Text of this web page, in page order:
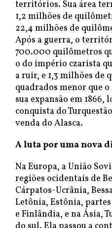
territórios. Sua área
1,2 milhões de
22,4 milhões de
Após a guerra, o
700.000 quilômetros
o do império czarista
a ruir, e 1,3 milhões de
quadrados menor que
sua expansão em 1866,
conquista do
venda do Alasca.
A luta por uma nova
Na Europa, a União
regiões ocidentais de
Cárpatos-Ucrânia,
Letônia, Estônia,
e Finlândia, e na Ásia,